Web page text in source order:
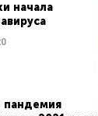
начала
пандемия